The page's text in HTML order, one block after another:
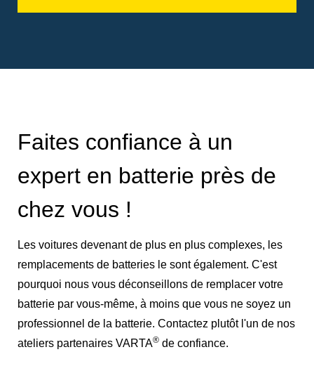
Faites confiance à un
expert en batterie près de
chez vous !
Les voitures devenant de plus en plus complexes, les
remplacements de batteries le sont également. C'est
pourquoi nous vous déconseillons de remplacer votre
batterie par vous-même, à moins que vous ne soyez un
professionnel de la batterie. Contactez plutôt l'un de nos
ateliers partenaires VARTA® de confiance.